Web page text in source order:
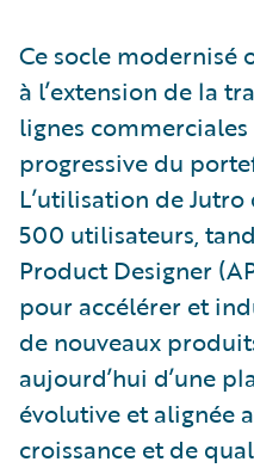
Ce socle modernisé
à l’extension de la
lignes
progressive du
L’utilisation de
500 utilisateurs,
Product Designer
pour accélérer et
de nouveaux
aujourd’hui d’une
évolutive et alignée
croissance et de